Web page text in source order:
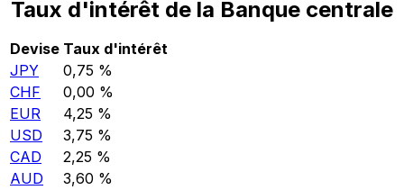
Taux d'intérêt de la Banque centrale
Devise Taux d'intérêt
JPY
0,75 %
CHF
0,00 %
EUR
4,25 %
USD
3,75 %
CAD
2,25 %
AUD
3,60 %